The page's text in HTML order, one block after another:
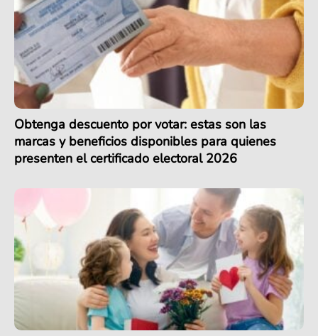
Obtenga descuento por votar: estas son las
marcas y beneficios disponibles para quienes
presenten el certificado electoral 2026